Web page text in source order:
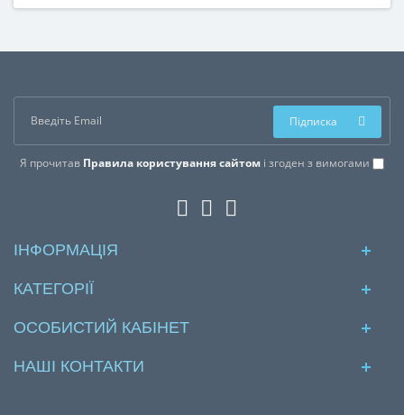
ще, якщо ви зібралися великою дружньою
комфортом. Як швидко організув..
Я прочитав Правила користування сайтом і згоден з вимогами
Підписка
ІНФОРМАЦІЯ
КАТЕГОРІЇ
ОСОБИСТИЙ КАБІНЕТ
НАШІ КОНТАКТИ